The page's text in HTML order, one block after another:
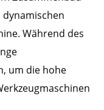
Während des
um die hohe